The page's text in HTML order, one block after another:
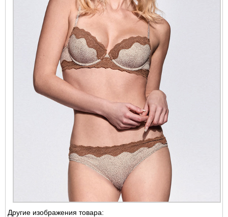
Другие изображения товара: